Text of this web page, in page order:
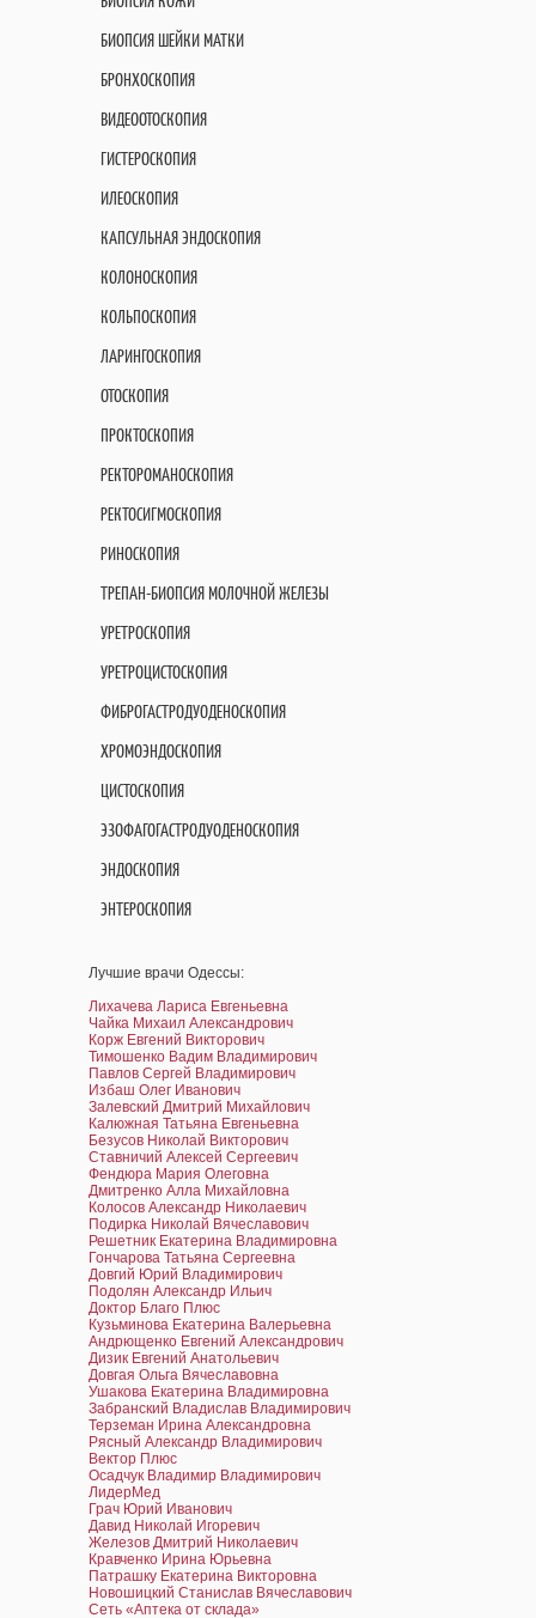
БИОПСИЯ ШЕЙКИ МАТКИ
БРОНХОСКОПИЯ
ВИДЕООТОСКОПИЯ
ГИСТЕРОСКОПИЯ
ИЛЕОСКОПИЯ
КАПСУЛЬНАЯ ЭНДОСКОПИЯ
КОЛОНОСКОПИЯ
КОЛЬПОСКОПИЯ
ЛАРИНГОСКОПИЯ
ОТОСКОПИЯ
ПРОКТОСКОПИЯ
РЕКТОРОМАНОСКОПИЯ
РЕКТОСИГМОСКОПИЯ
РИНОСКОПИЯ
ТРЕПАН-БИОПСИЯ МОЛОЧНОЙ ЖЕЛЕЗЫ
УРЕТРОСКОПИЯ
УРЕТРОЦИСТОСКОПИЯ
ФИБРОГАСТРОДУОДЕНОСКОПИЯ
ХРОМОЭНДОСКОПИЯ
ЦИСТОСКОПИЯ
ЭЗОФАГОГАСТРОДУОДЕНОСКОПИЯ
ЭНДОСКОПИЯ
ЭНТЕРОСКОПИЯ
Лучшие врачи Одессы:
Лихачева Лариса Евгеньевна
Чайка Михаил Александрович
Корж Евгений Викторович
Тимошенко Вадим Владимирович
Павлов Сергей Владимирович
Избаш Олег Иванович
Залевский Дмитрий Михайлович
Калюжная Татьяна Евгеньевна
Безусов Николай Викторович
Ставничий Алексей Сергеевич
Фендюра Мария Олеговна
Дмитренко Алла Михайловна
Колосов Александр Николаевич
Подирка Николай Вячеславович
Решетник Екатерина Владимировна
Гончарова Татьяна Сергеевна
Довгий Юрий Владимирович
Подолян Александр Ильич
Доктор Благо Плюс
Кузьминова Екатерина Валерьевна
Андрющенко Евгений Александрович
Дизик Евгений Анатольевич
Довгая Ольга Вячеславовна
Ушакова Екатерина Владимировна
Забранский Владислав Владимирович
Терземан Ирина Александровна
Рясный Александр Владимирович
Вектор Плюс
Осадчук Владимир Владимирович
ЛидерМед
Грач Юрий Иванович
Давид Николай Игоревич
Железов Дмитрий Николаевич
Кравченко Ирина Юрьевна
Патрашку Екатерина Викторовна
Новошицкий Станислав Вячеславович
Сеть «Аптека от склада»